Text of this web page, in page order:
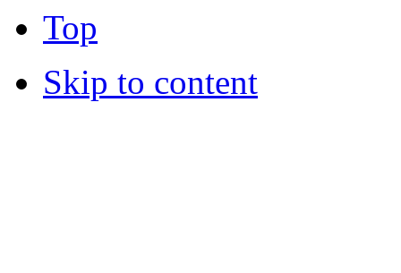
Top
Skip to content